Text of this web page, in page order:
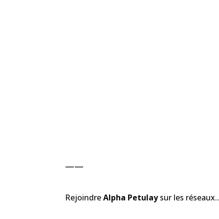
——
RejoindreAlpha Petulaysur les